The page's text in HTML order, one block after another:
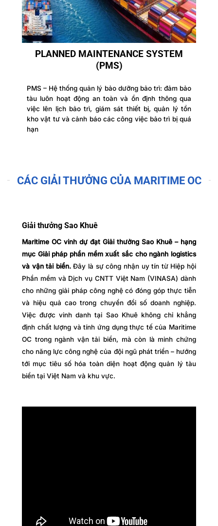
PLANNED MAINTENANCE SYSTEM
(PMS)
PMS – Hệ thống quản lý bảo dưỡng bảo trì: đảm bảo
tàu luôn hoạt động an toàn và ổn định thông qua
việc lên lịch bảo trì, giám sát thiết bị, quản lý tồn
kho vật tư và cảnh báo các công việc bảo trì bị quá
hạn
CÁC GIẢI THƯỞNG CỦA MARITIME OC
Giải thưởng Sao Khuê
Maritime OC vinh dự đạt Giải thưởng Sao Khuê – hạng
mục Giải pháp phần mềm xuất sắc cho ngành logistics
và vận tải biển.Đây là sự công nhận uy tín từ Hiệp hội
Phần mềm và Dịch vụ CNTT Việt Nam (VINASA) dành
cho những giải pháp công nghệ có đóng góp thực tiễn
và hiệu quả cao trong chuyển đổi số doanh nghiệp.
Việc được vinh danh tại Sao Khuê không chỉ khẳng
định chất lượng và tính ứng dụng thực tế của Maritime
OC trong ngành vận tải biển, mà còn là minh chứng
cho năng lực công nghệ của đội ngũ phát triển – hướng
tới mục tiêu số hóa toàn diện hoạt động quản lý tàu
biển tại Việt Nam và khu vực.